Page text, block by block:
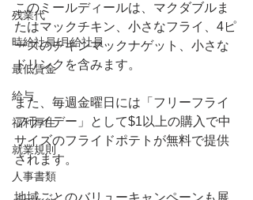
残業代
時給社員/月給社員
最低賃金
給与
福利厚生
就業規則
人事書類
このミールディールは、マクダブルま
たはマックチキン、小さなフライ、4ピ
ースのチキンマックナゲット、小さな
ドリンクを含みます。
また、毎週金曜日には「フリーフライ
フライデー」として$1以上の購入で中
サイズのフライドポテトが無料で提供
されます。
地域ごとのバリューキャンペーンも展